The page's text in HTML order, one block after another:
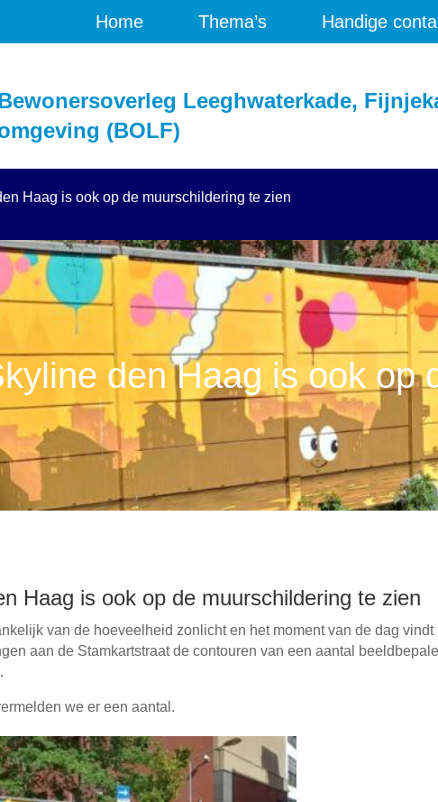
Home Thema’s Handige
Leeghwaterkade,
(BOLF)
Haag is ook op de muurschildering te zien
den Haag is ook op
Haag is ook op de muurschildering te zien
van de hoeveelheid zonlicht en het moment van de dag
aan de Stamkartstraat de contouren van een aantal
we er een aantal.